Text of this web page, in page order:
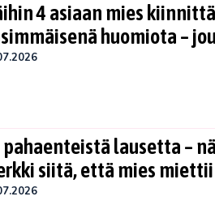
4 asiaan mies
huomiota –
pahaenteistä lausetta –
siitä, että mies miettii